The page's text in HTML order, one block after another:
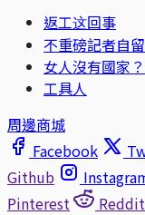
返工这回事
不重磅記者自
女人沒有國家？
工具人
周邊商城
Facebook
Github
Pinterest
Reddit